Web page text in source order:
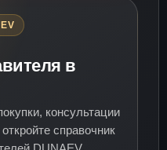
в
консультации
справочник